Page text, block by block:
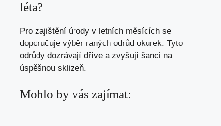
léta?
Pro zajištění úrody v letních měsících se
doporučuje výběr raných odrůd okurek. Tyto
odrůdy dozrávají dříve a zvyšují šanci na
úspěšnou sklizeň.
Mohlo by vás zajímat: